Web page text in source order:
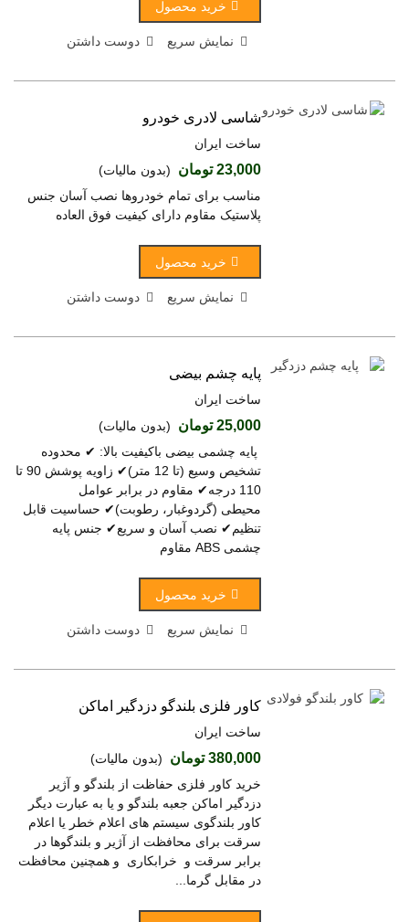
خرید محصول
نمایش سریع دوست داشتن
شاسی لادری خودرو
ساخت ایران
23,000 تومان
(بدون مالیات)
مناسب برای تمام خودروها نصب آسان جنس
پلاستیک مقاوم دارای کیفیت فوق العاده
خرید محصول
نمایش سریع دوست داشتن
پایه چشم بیضی
ساخت ایران
25,000 تومان
(بدون مالیات)
پایه چشمی بیضی باکیفیت بالا: ✔ محدوده
تشخیص وسیع (تا 12 متر)✔ زاویه پوشش 90 تا
110 درجه✔ مقاوم در برابر عوامل
محیطی (گردوغبار، رطوبت)✔ حساسیت قابل
تنظیم✔ نصب آسان و سریع✔ جنس پایه
چشمی ABS مقاوم
خرید محصول
نمایش سریع دوست داشتن
کاور فلزی بلندگو دزدگیر اماکن
ساخت ایران
380,000 تومان
(بدون مالیات)
خرید کاور فلزی حفاظت از بلندگو و آژیر
دزدگیر اماکن جعبه بلندگو و یا به عبارت دیگر
کاور بلندگوی سیستم های اعلام خطر یا اعلام
سرقت برای محافظت از آژیر و بلندگوها در
برابر سرقت و خرابکاری و همچنین محافظت
در مقابل گرما...